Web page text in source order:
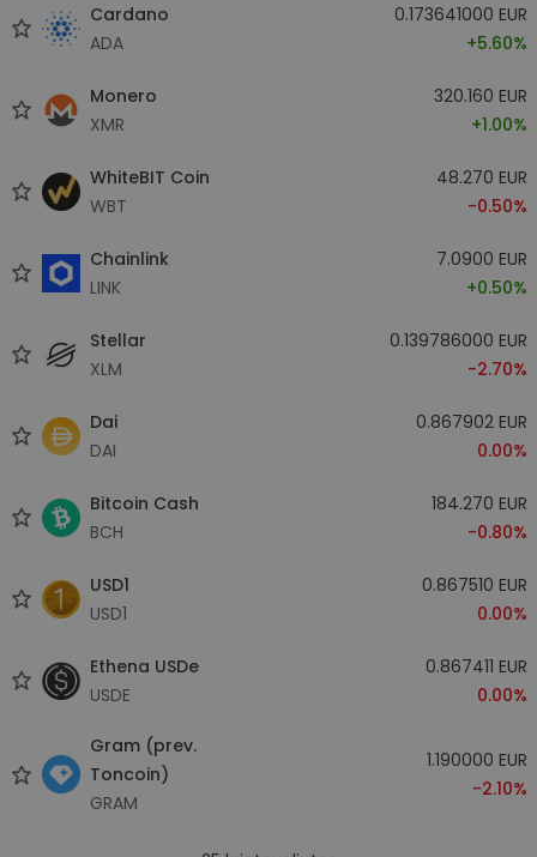
Cardano
ADA
0.173641000 EUR
+5.60%
Monero
XMR
320.160 EUR
+1.00%
WhiteBIT Coin
WBT
48.270 EUR
-0.50%
Chainlink
LINK
7.0900 EUR
+0.50%
Stellar
XLM
0.139786000 EUR
-2.70%
Dai
DAI
0.867902 EUR
0.00%
Bitcoin Cash
BCH
184.270 EUR
-0.80%
USD1
USD1
0.867510 EUR
0.00%
Ethena USDe
USDE
0.867411 EUR
0.00%
Gram (prev.
Toncoin)
GRAM
1.190000 EUR
-2.10%